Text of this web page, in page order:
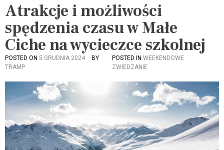
Atrakcje i możliwości
spędzenia czasu w Małe
Ciche na wycieczce szkolnej
POSTED ON 5 GRUDNIA 2024
BY
TRAMP
POSTED IN WEEKENDOWE
ZWIEDZANIE